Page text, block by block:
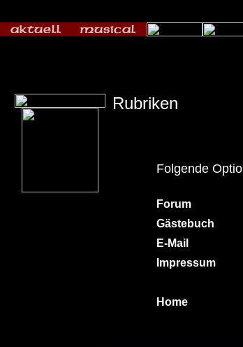
Rubriken
Folgende
Forum
Gästebuch
E-Mail
Impressum
Home